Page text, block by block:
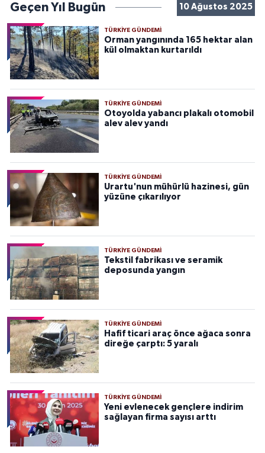
Geçen Yıl Bugün 10 Ağustos 2025
TÜRKIYE GÜNDEMI
Orman yangınında 165 hektar alan
kül olmaktan kurtarıldı
TÜRKIYE GÜNDEMI
Otoyolda yabancı plakalı otomobil
alev alev yandı
TÜRKIYE GÜNDEMI
Urartu'nun mühürlü hazinesi, gün
yüzüne çıkarılıyor
TÜRKIYE GÜNDEMI
Tekstil fabrikası ve seramik
deposunda yangın
TÜRKIYE GÜNDEMI
Hafif ticari araç önce ağaca sonra
direğe çarptı: 5 yaralı
TÜRKIYE GÜNDEMI
Yeni evlenecek gençlere indirim
sağlayan firma sayısı arttı